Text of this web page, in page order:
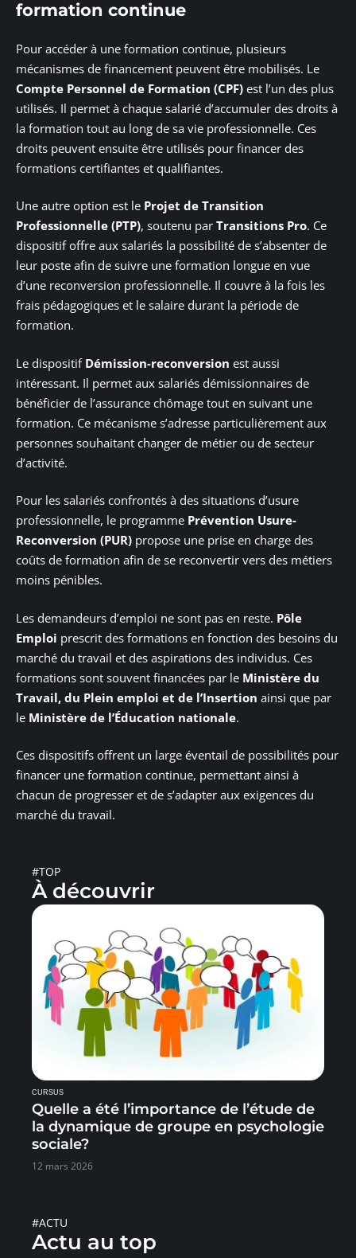
formation continue
Pour accéder à une formation continue, plusieurs
mécanismes de financement peuvent être mobilisés. Le
Compte Personnel de Formation (CPF) est l’un des plus
utilisés. Il permet à chaque salarié d’accumuler des droits à
la formation tout au long de sa vie professionnelle. Ces
droits peuvent ensuite être utilisés pour financer des
formations certifiantes et qualifiantes.
Une autre option est le Projet de Transition
Professionnelle (PTP), soutenu par Transitions Pro. Ce
dispositif offre aux salariés la possibilité de s’absenter de
leur poste afin de suivre une formation longue en vue
d’une reconversion professionnelle. Il couvre à la fois les
frais pédagogiques et le salaire durant la période de
formation.
Le dispositif Démission-reconversion est aussi
intéressant. Il permet aux salariés démissionnaires de
bénéficier de l’assurance chômage tout en suivant une
formation. Ce mécanisme s’adresse particulièrement aux
personnes souhaitant changer de métier ou de secteur
d’activité.
Pour les salariés confrontés à des situations d’usure
professionnelle, le programme Prévention Usure-
Reconversion (PUR) propose une prise en charge des
coûts de formation afin de se reconvertir vers des métiers
moins pénibles.
Les demandeurs d’emploi ne sont pas en reste. Pôle
Emploi prescrit des formations en fonction des besoins du
marché du travail et des aspirations des individus. Ces
formations sont souvent financées par le Ministère du
Travail, du Plein emploi et de l’Insertion ainsi que par
le Ministère de l’Éducation nationale.
Ces dispositifs offrent un large éventail de possibilités pour
financer une formation continue, permettant ainsi à
chacun de progresser et de s’adapter aux exigences du
marché du travail.
#TOP
À découvrir
CURSUS
Quelle a été l’importance de l’étude de
la dynamique de groupe en psychologie
sociale?
12 mars 2026
#ACTU
Actu au top